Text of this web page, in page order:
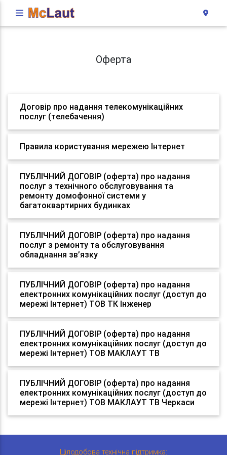
Оферта
Договір про надання телекомунікаційних
послуг (телебачення)
Правила користування мережею Інтернет
ПУБЛІЧНИЙ ДОГОВІР (оферта) про надання
послуг з технічного обслуговування та
ремонту домофонної системи у
багатоквартирних будинках
ПУБЛІЧНИЙ ДОГОВІР (оферта) про надання
послуг з ремонту та обслуговування
обладнання зв’язку
ПУБЛІЧНИЙ ДОГОВІР (оферта) про надання
електронних комунікаційних послуг (доступ до
мережі Інтернет) ТОВ ТК Інженер
ПУБЛІЧНИЙ ДОГОВІР (оферта) про надання
електронних комунікаційних послуг (доступ до
мережі Інтернет) ТОВ МАКЛАУТ ТВ
ПУБЛІЧНИЙ ДОГОВІР (оферта) про надання
електронних комунікаційних послуг (доступ до
мережі Інтернет) ТОВ МАКЛАУТ ТВ Черкаси
Цілодобова технічна підтримка: